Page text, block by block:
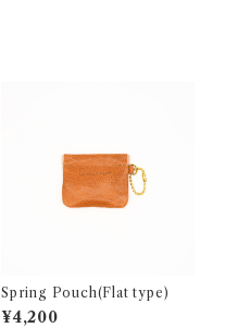
Spring Pouch(Flat type)
¥4,200